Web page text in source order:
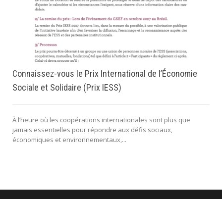
Connaissez-vous le Prix International de l’Économie
Sociale et Solidaire (Prix IESS)
À l’heure où les coopérations internationales sont plus que
jamais essentielles pour répondre aux défis sociaux,
économiques et environnementaux,...